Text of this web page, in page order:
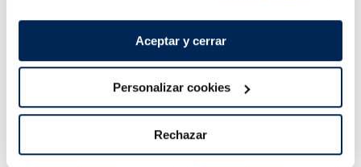
Aceptar y cerrar
Personalizar cookies
Rechazar
Lloms de salmó noruec
Premium
Filets de salmó
Premium